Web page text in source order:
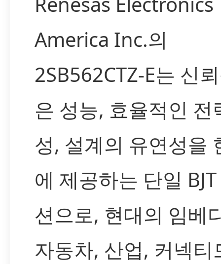
America Inc.의
2SB562CTZ-E는 신
은 성능, 효율적인 전
성, 설계의 유연성을
에 제공하는 단일
션으로, 현대의 임베
자동차, 산업, 커넥티